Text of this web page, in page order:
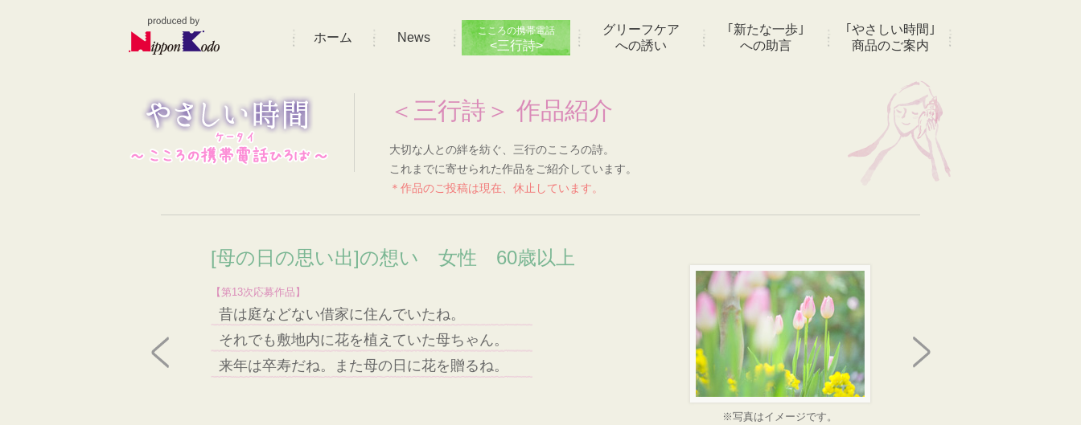
ホーム News こころの携帯電話
<三行詩>
グリーフケア
への誘い
｢新たな一歩｣
への助言
｢やさしい時間｣
商品のご案内
＜三行詩＞ 作品紹介
大切な人との絆を紡ぐ、三行のこころの詩。
これまでに寄せられた作品をご紹介しています。
＊作品のご投稿は現在、休止しています。
[母の日の思い出]の想い 女性 60歳以上
【第13次応募作品】
昔は庭などない借家に住んでいたね。
それでも敷地内に花を植えていた母ちゃん。
来年は卒寿だね。また母の日に花を贈るね。
※写真はイメージです。